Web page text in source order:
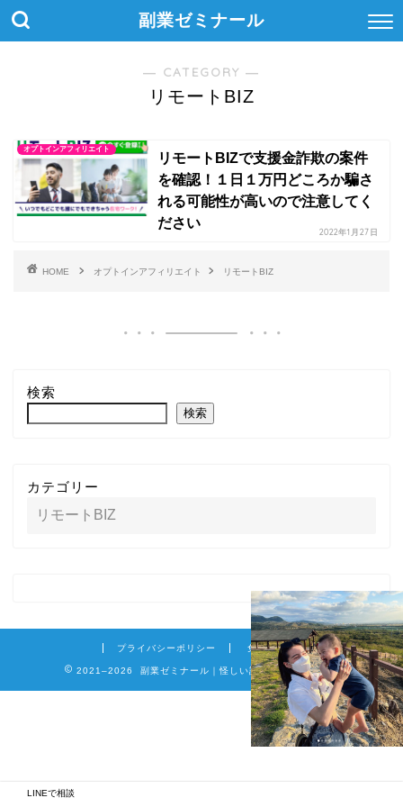
副業ゼミナール
― CATEGORY ―
リモートBIZ
オプトインアフィリエイト
リモートBIZで支援金詐欺の案件
を確認！１日１万円どころか騙さ
れる可能性が高いので注意してく
ださい
2022年1月27日
HOME オプトインアフィリエイト リモートBIZ
検索
検索
カテゴリー
プライバシーポリシー 免責事項
2021–2026 副業ゼミナール｜怪しい詐欺副業を徹底調査
LINEで相談